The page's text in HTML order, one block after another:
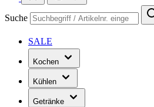
Suche
SALE
Kochen
Kühlen
Getränke